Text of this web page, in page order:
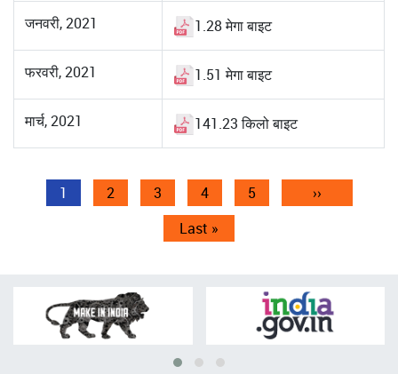
जनवरी, 2021 1.28 मेगा बाइट
फरवरी, 2021 1.51 मेगा बाइट
मार्च, 2021 141.23 किलो बाइट
Pagination
Current
1 पृष्ठ
2 पृष्ठ
3 पृष्ठ
4 पृष्ठ
5
Next
››
Last
Last »